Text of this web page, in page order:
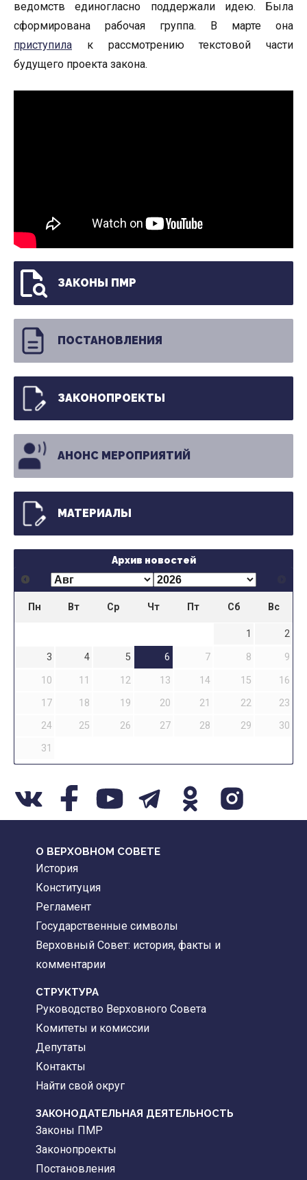
ведомств единогласно поддержали идею. Была
сформирована рабочая группа. В марте она
приступила к рассмотрению текстовой части
будущего проекта закона.
ЗАКОНЫ ПМР
ПОСТАНОВЛЕНИЯ
ЗАКОНОПРОЕКТЫ
АНОНС МЕРОПРИЯТИЙ
МАТЕРИАЛЫ
Архив новостей
Пн Вт Ср Чт Пт Сб Вс
1
2
3
4 5 6 7 8
9
10
11 12 13 14 15
16
17
18 19 20 21 22
23
24
25 26 27 28 29
30
31
О ВЕРХОВНОМ СОВЕТЕ
История
Конституция
Регламент
Государственные символы
Верховный Совет: история, факты и
комментарии
CТРУКТУРА
Руководство Верховного Совета
Комитеты и комиссии
Депутаты
Контакты
Найти свой округ
ЗАКОНОДАТЕЛЬНАЯ ДЕЯТЕЛЬНОСТЬ
Законы ПМР
Законопроекты
Постановления